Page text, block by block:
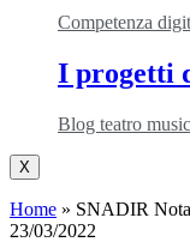
Competenza
I progetti
Blog teatro
X
Home » SNADIR
23/03/2022